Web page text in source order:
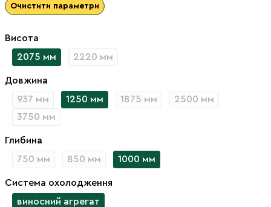
Очистити параметри
Висота
2075 мм
2220 мм
Довжина
937 мм
1250 мм 1875 мм
2500 мм
3750 мм
Глибина
750 мм
850 мм 1000 мм
Система охолодження
виносний агрегат